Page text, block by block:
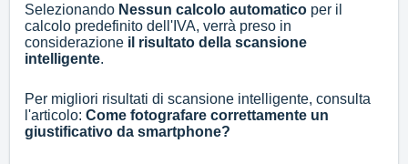
Selezionando Nessun calcolo automatico per il
calcolo predefinito dell'IVA, verrà preso in
considerazione il risultato della scansione
intelligente.
Per migliori risultati di scansione intelligente, consulta
l'articolo: Come fotografare correttamente un
giustificativo da smartphone?